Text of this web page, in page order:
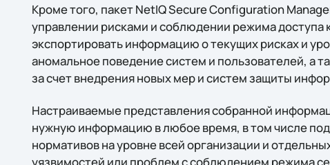
Кроме того, пакет NetIQ Secure Configuration
управлении рисками и соблюдении режима
экспортировать информацию о текущих рисках и
аномальное поведение систем и пользователей, а
за счет внедрения новых мер и систем защиты
Настраиваемые представления собранной
нужную информацию в любое время, в том числе
нормативов на уровне всей организации и